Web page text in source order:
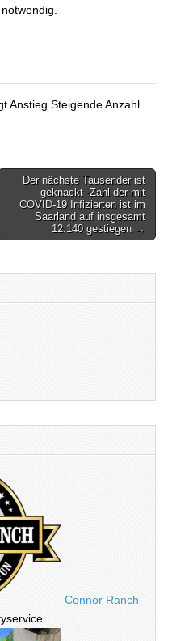
Anstieg Steigende Anzahl
Der nächste Tausender ist
geknackt -Zahl der mit
COVID-19 Infizierten ist im
Saarland auf insgesamt
12.140 gestiegen →
Connor Ranch